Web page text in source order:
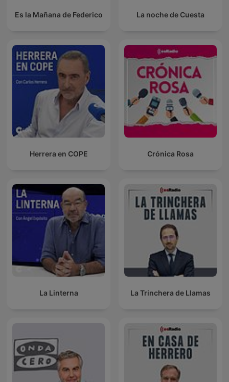
Es la Mañana de Federico La noche de Cuesta
Herrera en COPE Crónica Rosa
La Linterna La Trinchera de Llamas